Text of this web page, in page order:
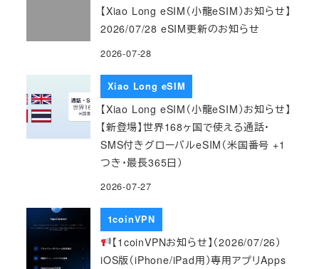
【Xiao Long eSIM（小龍eSIM）お知らせ】
2026/07/28 eSIM更新のお知らせ
2026-07-28
Xiao Long eSIM
【Xiao Long eSIM（小龍eSIM）お知らせ】
【新登場】世界168ヶ国で使える通話・
SMS付きグローバルeSIM（米国番号 +1
つき・最長365日）
2026-07-27
1coinVPN
【1coinVPNお知らせ】（2026/07/26）
iOS版（iPhone/iPad用）専用アプリApps